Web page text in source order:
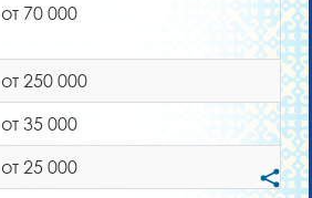
от 70 000
от 250 000
от 35 000
от 25 000